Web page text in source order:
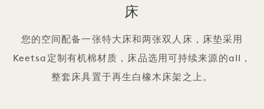
床
您的空间配备一张特大床和两张双人床，床垫采用
Keetsa定制有机棉材质，床品选用可持续来源的all，
整套床具置于再生白橡木床架之上。